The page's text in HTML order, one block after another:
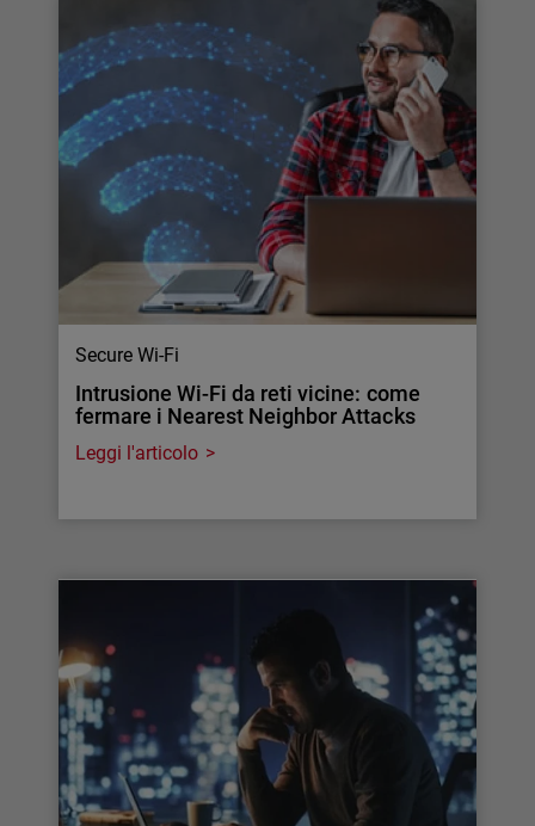
Secure Wi-Fi
Intrusione Wi-Fi da reti vicine: come
fermare i Nearest Neighbor Attacks
Leggi l'articolo